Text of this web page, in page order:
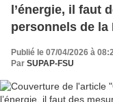
l’énergie, il faut
personnels de
Publié le 07/04/2026 à
Par SUPAP-FSU